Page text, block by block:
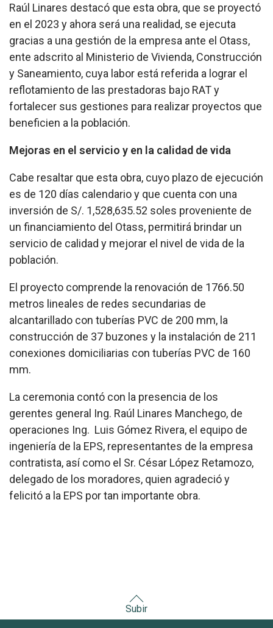
Raúl Linares destacó que esta obra, que se proyectó
en el 2023 y ahora será una realidad, se ejecuta
gracias a una gestión de la empresa ante el Otass,
ente adscrito al Ministerio de Vivienda, Construcción
y Saneamiento, cuya labor está referida a lograr el
reflotamiento de las prestadoras bajo RAT y
fortalecer sus gestiones para realizar proyectos que
beneficien a la población.
Mejoras en el servicio y en la calidad de vida
Cabe resaltar que esta obra, cuyo plazo de ejecución
es de 120 días calendario y que cuenta con una
inversión de S/. 1,528,635.52 soles proveniente de
un financiamiento del Otass, permitirá brindar un
servicio de calidad y mejorar el nivel de vida de la
población.
El proyecto comprende la renovación de 1766.50
metros lineales de redes secundarias de
alcantarillado con tuberías PVC de 200 mm, la
construcción de 37 buzones y la instalación de 211
conexiones domiciliarias con tuberías PVC de 160
mm.
La ceremonia contó con la presencia de los
gerentes general Ing. Raúl Linares Manchego, de
operaciones Ing. Luis Gómez Rivera, el equipo de
ingeniería de la EPS, representantes de la empresa
contratista, así como el Sr. César López Retamozo,
delegado de los moradores, quien agradeció y
felicitó a la EPS por tan importante obra.
Subir